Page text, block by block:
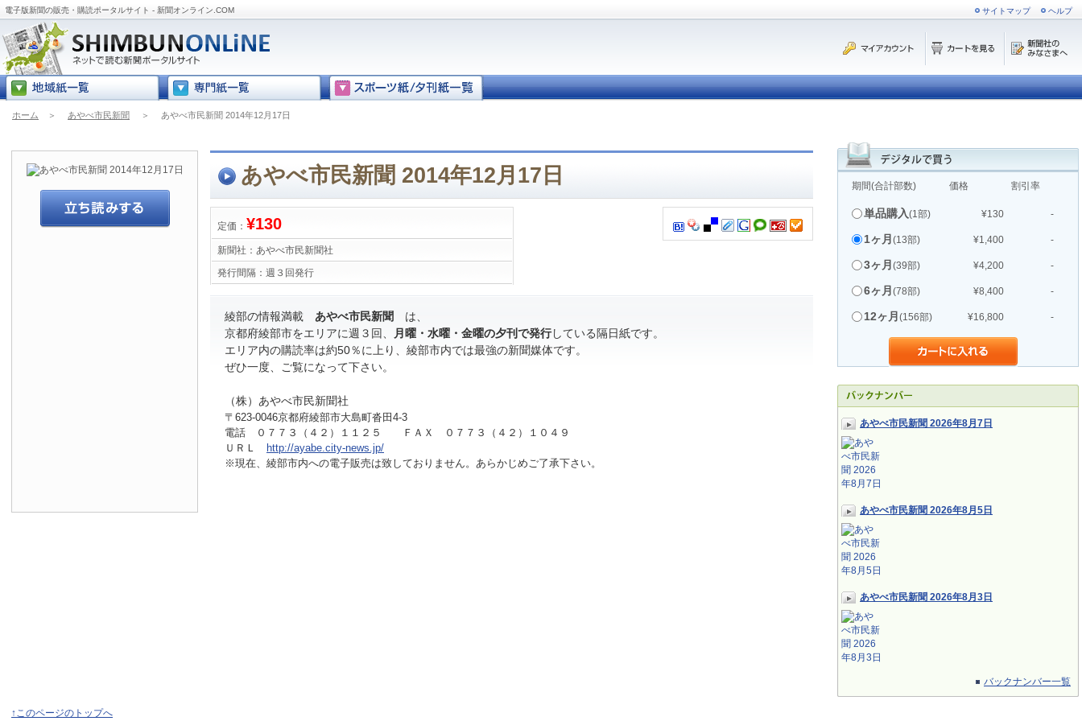
電子版新聞の販売・購読ポータルサイト - 新聞オンライン.COM サイトマップ ヘルプ
ホーム ＞ あやべ市民新聞 ＞ あやべ市民新聞 2014年12月17日
期間(合計部数) 価格 割引率
単品購入(1部) ¥130 -
1ヶ月 (13部) ¥1,400 -
3ヶ月 (39部) ¥4,200 -
6ヶ月 (78部) ¥8,400 -
12ヶ月 (156部) ¥16,800 -
あやべ市民新聞 2026年8月7日
あやべ市民新聞 2026年8月5日
あやべ市民新聞 2026年8月3日
バックナンバー一覧
あやべ市民新聞 2014年12月17日
定価： ¥130
新聞社： あやべ市民新聞社
発行間隔： 週３回発行
綾部の情報満載 あやべ市民新聞 は、
京都府綾部市をエリアに週３回、
月曜・水曜・金曜の夕刊で発行している隔日紙です。
エリア内の購読率は約50％に上り、綾部市内では最強の新聞媒体です。
ぜひ一度、ご覧になって下さい。
（株）あやべ市民新聞社
〒623-0046京都府綾部市大島町沓田4-3
電話 ０７７３（４２）１１２５ ＦＡＸ ０７７３（４２）１０４９
ＵＲＬ
http://ayabe.city-news.jp/
※現在、綾部市内への電子販売は致しておりません。あらかじめご了承下さい。
↑このページのトップへ